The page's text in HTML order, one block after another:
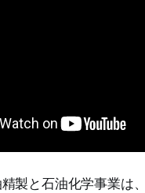
製と石油化学事業は